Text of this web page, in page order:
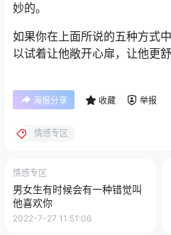
妙的。
如果你在上面所说的五种方式
以试着让他敞开心扉，让他更
海报分享 收藏 举报
情感专区
情感专区
男女生有时候会有一种错觉叫
他喜欢你
2022-7-27 11:51:06